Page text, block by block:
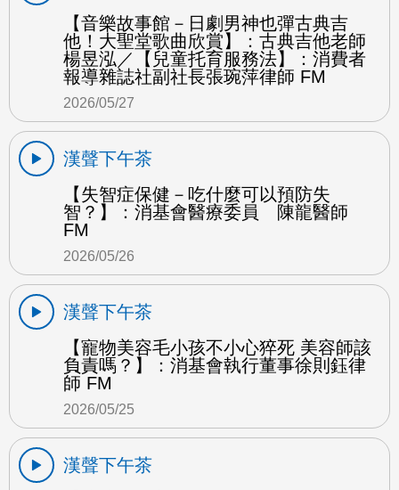
【音樂故事館－日劇男神也彈古典吉
他！大聖堂歌曲欣賞】：古典吉他老師
楊昱泓／【兒童托育服務法】：消費者
報導雜誌社副社長張琬萍律師 FM
2026/05/27
漢聲下午茶
【失智症保健－吃什麼可以預防失
智？】：消基會醫療委員 陳龍醫師
FM
2026/05/26
漢聲下午茶
【寵物美容毛小孩不小心猝死 美容師該
負責嗎？】：消基會執行董事徐則鈺律
師 FM
2026/05/25
漢聲下午茶